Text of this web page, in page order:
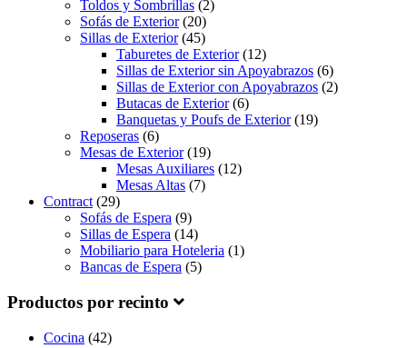
Toldos y Sombrillas (2)
Sofás de Exterior(20)
Sillas de Exterior(45)
Taburetes de Exterior(12)
Sillas de Exterior sin Apoyabrazos (6)
Sillas de Exterior con Apoyabrazos (2)
Butacas de Exterior(6)
Banquetas y Poufs de Exterior(19)
Reposeras (6)
Mesas de Exterior(19)
Mesas Auxiliares (12)
Mesas Altas (7)
Contract (29)
Sofás de Espera (9)
Sillas de Espera (14)
Mobiliario para Hoteleria (1)
Bancas de Espera (5)
Productos por recinto
Cocina (42)